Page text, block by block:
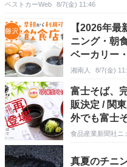
ベストカーWeb 8/7(金) 11:46
【2026年
ニング・朝
ベーカリー
湘南人 8/7(金)
富士そば、
販決定 / 関
外でも富士
食品産業新聞社ニ
真夏のチニ